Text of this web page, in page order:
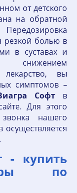
от детского
на обратной
резкой болью в
в суставах и
лекарство, вы
симптомов –
Софтв
Для этого
нашего
осуществляется
- купить
по